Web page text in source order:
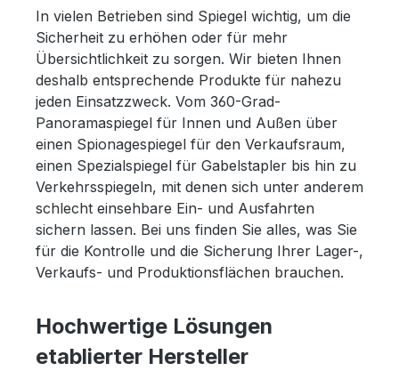
In vielen Betrieben sind Spiegel wichtig, um die
Sicherheit zu erhöhen oder für mehr
Übersichtlichkeit zu sorgen. Wir bieten Ihnen
deshalb entsprechende Produkte für nahezu
jeden Einsatzzweck. Vom 360-Grad-
Panoramaspiegel für Innen und Außen über
einen Spionagespiegel für den Verkaufsraum,
einen Spezialspiegel für Gabelstapler bis hin zu
Verkehrsspiegeln, mit denen sich unter anderem
schlecht einsehbare Ein- und Ausfahrten
sichern lassen. Bei uns finden Sie alles, was Sie
für die Kontrolle und die Sicherung Ihrer Lager-,
Verkaufs- und Produktionsflächen brauchen.
Hochwertige Lösungen
etablierter Hersteller